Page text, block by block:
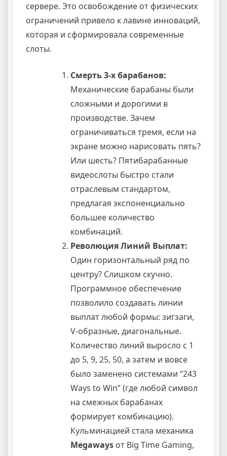
сервере. Это освобождение от физических
ограничений привело к лавине инноваций,
которая и сформировала современные
слоты.
Смерть 3-х барабанов:
Механические барабаны были
сложными и дорогими в
производстве. Зачем
ограничиваться тремя, если на
экране можно нарисовать пять?
Или шесть? Пятибарабанные
видеослоты быстро стали
отраслевым стандартом,
предлагая экспоненциально
большее количество
комбинаций.
Революция Линий Выплат:
Один горизонтальный ряд по
центру? Слишком скучно.
Программное обеспечение
позволило создавать линии
выплат любой формы: зигзаги,
V-образные, диагональные.
Количество линий выросло с 1
до 5, 9, 25, 50, а затем и вовсе
было заменено системами “243
Ways to Win” (где любой символ
на смежных барабанах
формирует комбинацию).
Кульминацией стала механика
Megaways от Big Time Gaming,